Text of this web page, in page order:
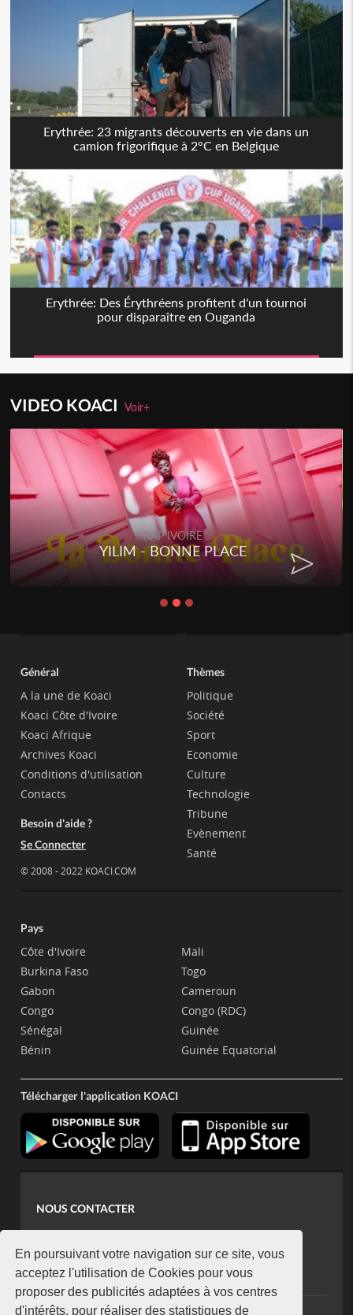
En poursuivant votre navigation sur ce site, vous
acceptez l'utilisation de Cookies pour vous
proposer des publicités adaptées à vos centres
d'intérêts, pour réaliser des statistiques de
Erythrée: 23 migrants découverts en vie dans un
camion frigorifique à 2°C en Belgique
Erythrée: Des Érythréens profitent d'un tournoi
pour disparaître en Ouganda
VIDEO KOACIVoir+
RAP IVOIRE
YILIM - BONNE PLACE
Général
A la une de Koaci
Koaci Côte d'Ivoire
Koaci Afrique
Archives Koaci
Conditions d'utilisation
Contacts
Besoin d'aide ?
Se Connecter
© 2008 - 2022 KOACI.COM
Thèmes
Politique
Société
Sport
Economie
Culture
Technologie
Tribune
Evènement
Santé
Pays
Côte d'Ivoire
Burkina Faso
Gabon
Congo
Sénégal
Bénin
Mali
Togo
Cameroun
Congo (RDC)
Guinée
Guinée Equatorial
Télécharger l'application KOACI
NOUS CONTACTER
koaci@yahoo.fr
+225 07 08 85 52 93